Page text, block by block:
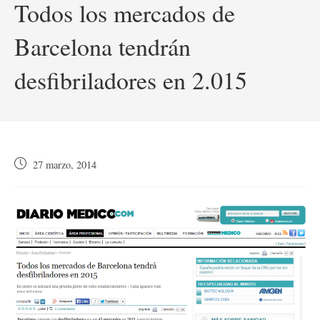
Todos los mercados de
Barcelona tendrán
desfibriladores en 2.015
Publicación
entrada:
27 marzo, 2014